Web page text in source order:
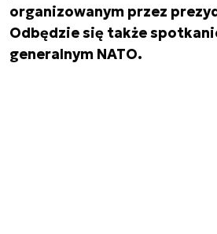
organizowanym przez
Odbędzie się także
generalnym NATO.